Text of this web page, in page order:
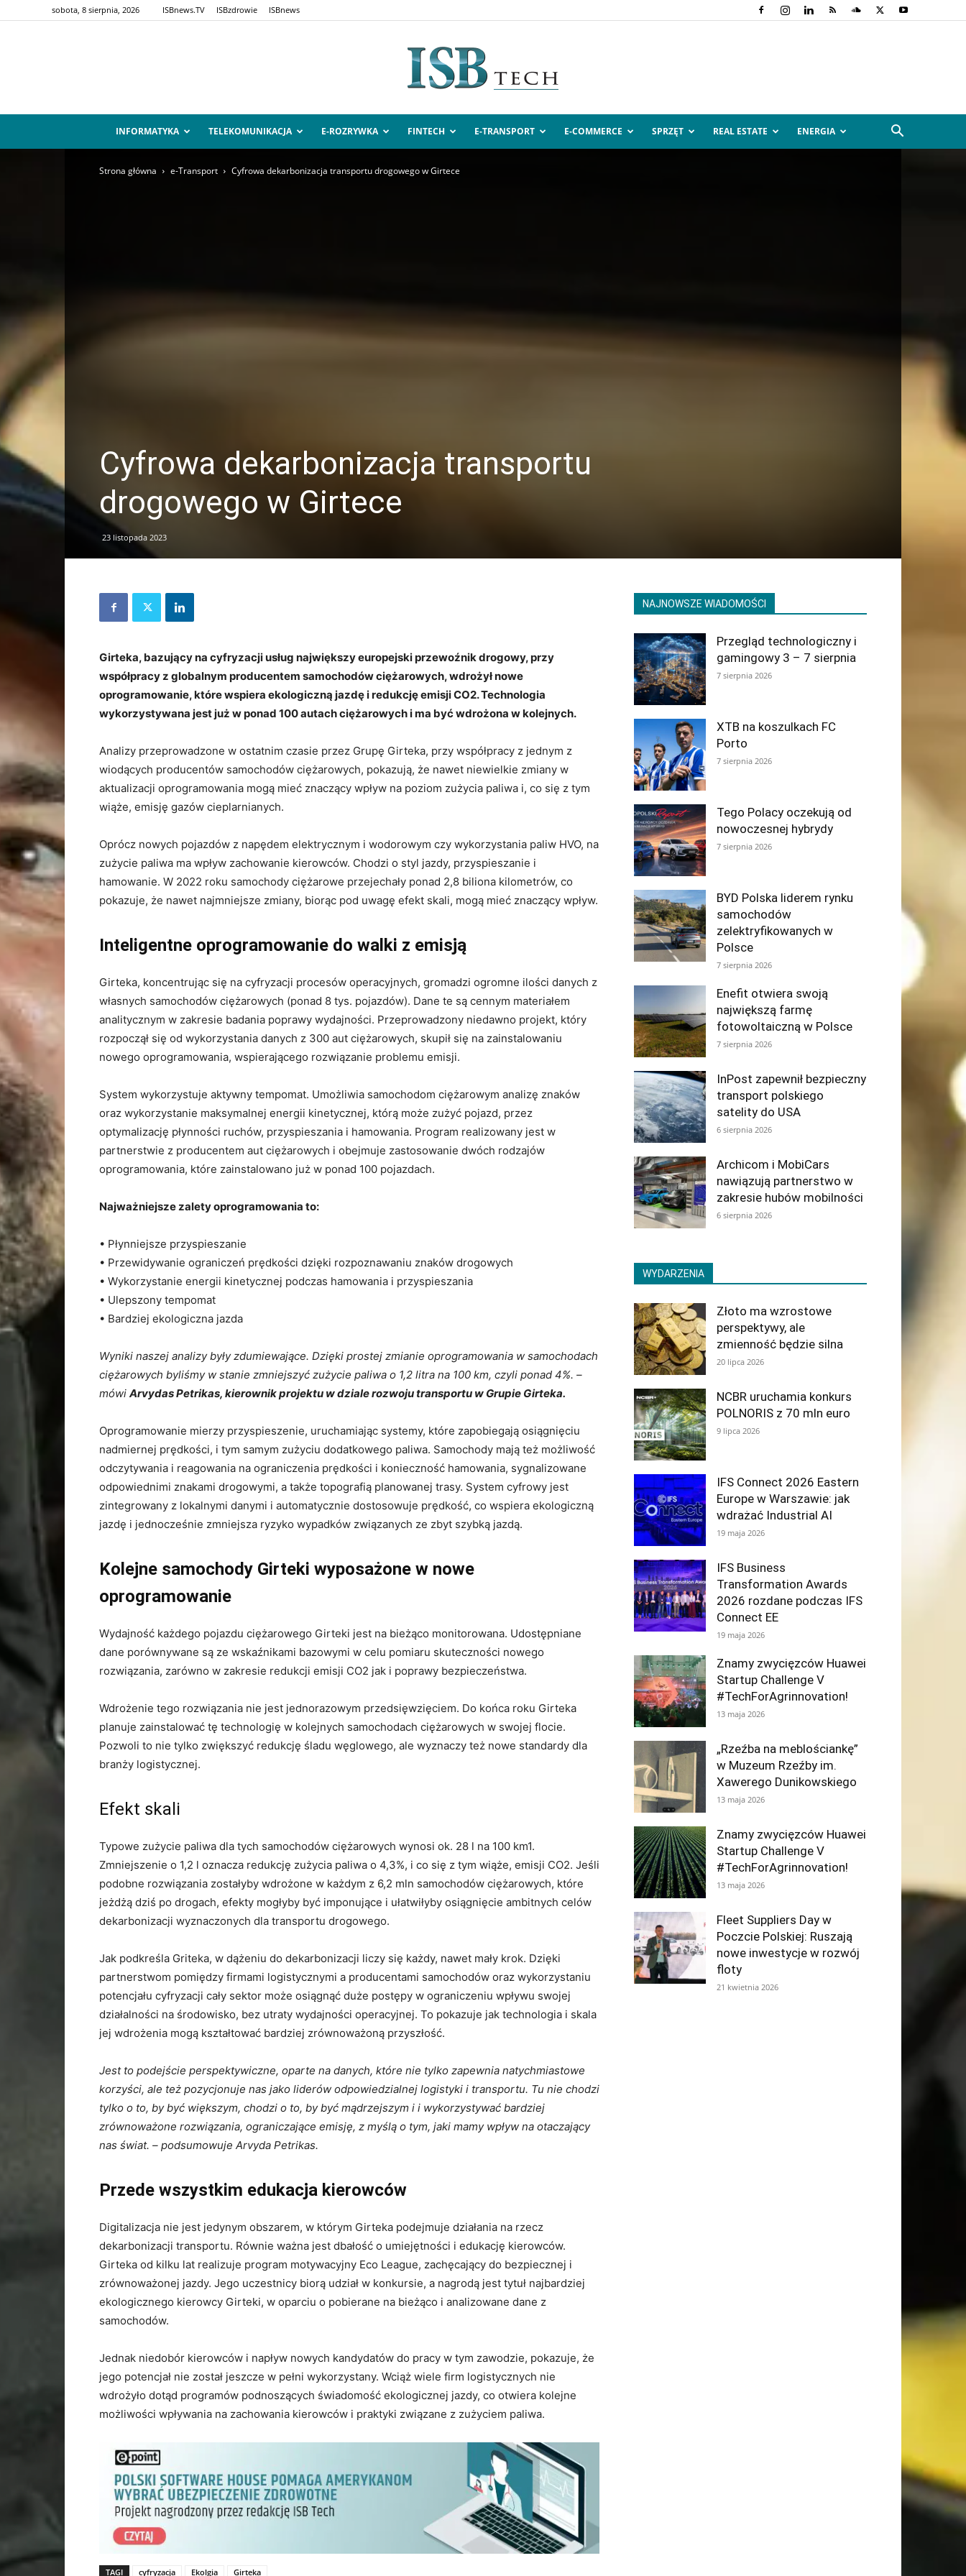
sobota, 8 sierpnia, 2026 ISBnews.TV ISBzdrowie ISBnews
ISBtech.pl
INFORMATYKA TELEKOMUNIKACJA E-ROZRYWKA FINTECH E-TRANSPORT E-COMMERCE SPRZĘT REAL ESTATE ENERGIA
Strona główna e-Transport Cyfrowa dekarbonizacja transportu drogowego w Girtece
Cyfrowa dekarbonizacja transportu
drogowego w Girtece
23 listopada 2023
Girteka, bazujący na cyfryzacji usług największy europejski przewoźnik drogowy, przy
współpracy z globalnym producentem samochodów ciężarowych, wdrożył nowe
oprogramowanie, które wspiera ekologiczną jazdę i redukcję emisji CO2. Technologia
wykorzystywana jest już w ponad 100 autach ciężarowych i ma być wdrożona w kolejnych.
Analizy przeprowadzone w ostatnim czasie przez Grupę Girteka, przy współpracy z jednym z
wiodących producentów samochodów ciężarowych, pokazują, że nawet niewielkie zmiany w
aktualizacji oprogramowania mogą mieć znaczący wpływ na poziom zużycia paliwa i, co się z tym
wiąże, emisję gazów cieplarnianych.
Oprócz nowych pojazdów z napędem elektrycznym i wodorowym czy wykorzystania paliw HVO, na
zużycie paliwa ma wpływ zachowanie kierowców. Chodzi o styl jazdy, przyspieszanie i
hamowanie. W 2022 roku samochody ciężarowe przejechały ponad 2,8 biliona kilometrów, co
pokazuje, że nawet najmniejsze zmiany, biorąc pod uwagę efekt skali, mogą mieć znaczący wpływ.
Inteligentne oprogramowanie do walki z emisją
Girteka, koncentrując się na cyfryzacji procesów operacyjnych, gromadzi ogromne ilości danych z
własnych samochodów ciężarowych (ponad 8 tys. pojazdów). Dane te są cennym materiałem
analitycznym w zakresie badania poprawy wydajności. Przeprowadzony niedawno projekt, który
rozpoczął się od wykorzystania danych z 300 aut ciężarowych, skupił się na zainstalowaniu
nowego oprogramowania, wspierającego rozwiązanie problemu emisji.
System wykorzystuje aktywny tempomat. Umożliwia samochodom ciężarowym analizę znaków
oraz wykorzystanie maksymalnej energii kinetycznej, którą może zużyć pojazd, przez
optymalizację płynności ruchów, przyspieszania i hamowania. Program realizowany jest w
partnerstwie z producentem aut ciężarowych i obejmuje zastosowanie dwóch rodzajów
oprogramowania, które zainstalowano już w ponad 100 pojazdach.
Najważniejsze zalety oprogramowania to:
• Płynniejsze przyspieszanie
• Przewidywanie ograniczeń prędkości dzięki rozpoznawaniu znaków drogowych
• Wykorzystanie energii kinetycznej podczas hamowania i przyspieszania
• Ulepszony tempomat
• Bardziej ekologiczna jazda
Wyniki naszej analizy były zdumiewające. Dzięki prostej zmianie oprogramowania w samochodach
ciężarowych byliśmy w stanie zmniejszyć zużycie paliwa o 1,2 litra na 100 km, czyli ponad 4%. –
mówi Arvydas Petrikas, kierownik projektu w dziale rozwoju transportu w Grupie Girteka.
Oprogramowanie mierzy przyspieszenie, uruchamiając systemy, które zapobiegają osiągnięciu
nadmiernej prędkości, i tym samym zużyciu dodatkowego paliwa. Samochody mają też możliwość
odczytywania i reagowania na ograniczenia prędkości i konieczność hamowania, sygnalizowane
odpowiednimi znakami drogowymi, a także topografią planowanej trasy. System cyfrowy jest
zintegrowany z lokalnymi danymi i automatycznie dostosowuje prędkość, co wspiera ekologiczną
jazdę i jednocześnie zmniejsza ryzyko wypadków związanych ze zbyt szybką jazdą.
Kolejne samochody Girteki wyposażone w nowe
oprogramowanie
Wydajność każdego pojazdu ciężarowego Girteki jest na bieżąco monitorowana. Udostępniane
dane porównywane są ze wskaźnikami bazowymi w celu pomiaru skuteczności nowego
rozwiązania, zarówno w zakresie redukcji emisji CO2 jak i poprawy bezpieczeństwa.
Wdrożenie tego rozwiązania nie jest jednorazowym przedsięwzięciem. Do końca roku Girteka
planuje zainstalować tę technologię w kolejnych samochodach ciężarowych w swojej flocie.
Pozwoli to nie tylko zwiększyć redukcję śladu węglowego, ale wyznaczy też nowe standardy dla
branży logistycznej.
Efekt skali
Typowe zużycie paliwa dla tych samochodów ciężarowych wynosi ok. 28 l na 100 km1.
Zmniejszenie o 1,2 l oznacza redukcję zużycia paliwa o 4,3%, i co się z tym wiąże, emisji CO2. Jeśli
podobne rozwiązania zostałyby wdrożone w każdym z 6,2 mln samochodów ciężarowych, które
jeżdżą dziś po drogach, efekty mogłyby być imponujące i ułatwiłyby osiągnięcie ambitnych celów
dekarbonizacji wyznaczonych dla transportu drogowego.
Jak podkreśla Griteka, w dążeniu do dekarbonizacji liczy się każdy, nawet mały krok. Dzięki
partnerstwom pomiędzy firmami logistycznymi a producentami samochodów oraz wykorzystaniu
potencjału cyfryzacji cały sektor może osiągnąć duże postępy w ograniczeniu wpływu swojej
działalności na środowisko, bez utraty wydajności operacyjnej. To pokazuje jak technologia i skala
jej wdrożenia mogą kształtować bardziej zrównoważoną przyszłość.
Jest to podejście perspektywiczne, oparte na danych, które nie tylko zapewnia natychmiastowe
korzyści, ale też pozycjonuje nas jako liderów odpowiedzialnej logistyki i transportu. Tu nie chodzi
tylko o to, by być większym, chodzi o to, by być mądrzejszym i i wykorzystywać bardziej
zrównoważone rozwiązania, ograniczające emisję, z myślą o tym, jaki mamy wpływ na otaczający
nas świat. – podsumowuje Arvyda Petrikas.
Przede wszystkim edukacja kierowców
Digitalizacja nie jest jedynym obszarem, w którym Girteka podejmuje działania na rzecz
dekarbonizacji transportu. Równie ważna jest dbałość o umiejętności i edukację kierowców.
Girteka od kilku lat realizuje program motywacyjny Eco League, zachęcający do bezpiecznej i
zrównoważonej jazdy. Jego uczestnicy biorą udział w konkursie, a nagrodą jest tytuł najbardziej
ekologicznego kierowcy Girteki, w oparciu o pobierane na bieżąco i analizowane dane z
samochodów.
Jednak niedobór kierowców i napływ nowych kandydatów do pracy w tym zawodzie, pokazuje, że
jego potencjał nie został jeszcze w pełni wykorzystany. Wciąż wiele firm logistycznych nie
wdrożyło dotąd programów podnoszących świadomość ekologicznej jazdy, co otwiera kolejne
możliwości wpływania na zachowania kierowców i praktyki związane z zużyciem paliwa.
TAGI cyfryzacja Ekolgia Girteka
NAJNOWSZE WIADOMOŚCI
Przegląd technologiczny i
gamingowy 3 – 7 sierpnia
7 sierpnia 2026
XTB na koszulkach FC
Porto
7 sierpnia 2026
Tego Polacy oczekują od
nowoczesnej hybrydy
7 sierpnia 2026
BYD Polska liderem rynku
samochodów
zelektryfikowanych w
Polsce
7 sierpnia 2026
Enefit otwiera swoją
największą farmę
fotowoltaiczną w Polsce
7 sierpnia 2026
InPost zapewnił bezpieczny
transport polskiego
satelity do USA
6 sierpnia 2026
Archicom i MobiCars
nawiązują partnerstwo w
zakresie hubów mobilności
6 sierpnia 2026
WYDARZENIA
Złoto ma wzrostowe
perspektywy, ale
zmienność będzie silna
20 lipca 2026
NCBR uruchamia konkurs
POLNORIS z 70 mln euro
9 lipca 2026
IFS Connect 2026 Eastern
Europe w Warszawie: jak
wdrażać Industrial AI
19 maja 2026
IFS Business
Transformation Awards
2026 rozdane podczas IFS
Connect EE
19 maja 2026
Znamy zwycięzców Huawei
Startup Challenge V
#TechForAgrinnovation!
13 maja 2026
„Rzeźba na meblościankę”
w Muzeum Rzeźby im.
Xawerego Dunikowskiego
13 maja 2026
Znamy zwycięzców Huawei
Startup Challenge V
#TechForAgrinnovation!
13 maja 2026
Fleet Suppliers Day w
Poczcie Polskiej: Ruszają
nowe inwestycje w rozwój
floty
21 kwietnia 2026